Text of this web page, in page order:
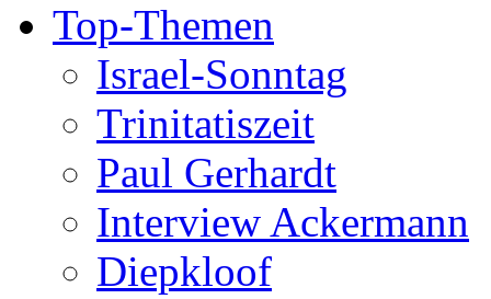
Top-Themen
Israel-Sonntag
Trinitatiszeit
Paul Gerhardt
Interview Ackermann
Diepkloof